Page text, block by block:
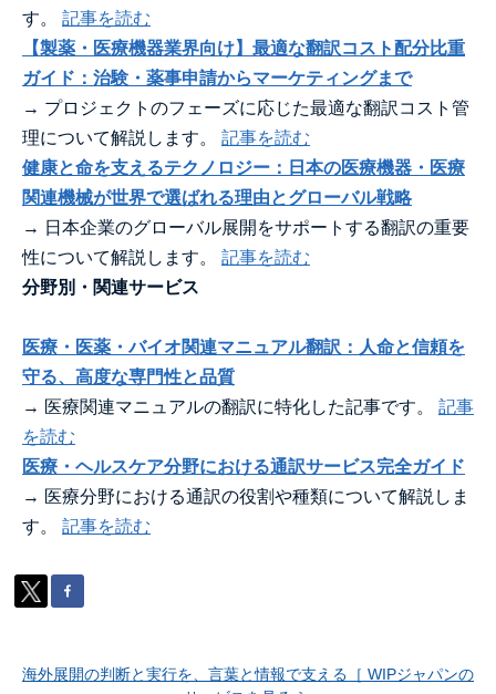
す。 記事を読む
【製薬・医療機器業界向け】最適な翻訳コスト配分比重
ガイド：治験・薬事申請からマーケティングまで
→ プロジェクトのフェーズに応じた最適な翻訳コスト管
理について解説します。 記事を読む
健康と命を支えるテクノロジー：日本の医療機器・医療
関連機械が世界で選ばれる理由とグローバル戦略
→ 日本企業のグローバル展開をサポートする翻訳の重要
性について解説します。 記事を読む
分野別・関連サービス
医療・医薬・バイオ関連マニュアル翻訳：人命と信頼を
守る、高度な専門性と品質
→ 医療関連マニュアルの翻訳に特化した記事です。 記事
を読む
医療・ヘルスケア分野における通訳サービス完全ガイド
→ 医療分野における通訳の役割や種類について解説しま
す。 記事を読む
海外展開の判断と実行を、言葉と情報で支える［ WIPジャパンの